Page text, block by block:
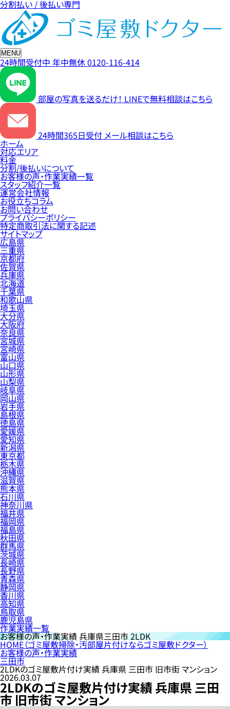
分割払い / 後払い専門
MENU
24時間受付中 年中無休0120-116-414
部屋の写真を送るだけ！ LINEで無料相談はこちら
24時間365日受付 メール相談はこちら
ホーム
対応エリア
料金
分割/後払いについて
お客様の声・作業実績一覧
スタッフ紹介一覧
運営会社情報
お役立ちコラム
お問い合わせ
プライバシーポリシー
特定商取引法に関する記述
サイトマップ
広島県
三重県
京都府
佐賀県
兵庫県
北海道
千葉県
和歌山県
埼玉県
大分県
大阪府
奈良県
宮城県
宮崎県
富山県
山口県
山形県
山梨県
岐阜県
岡山県
岩手県
島根県
徳島県
愛媛県
愛知県
新潟県
東京都
栃木県
沖縄県
滋賀県
熊本県
石川県
神奈川県
福井県
福岡県
福島県
秋田県
群馬県
茨城県
長崎県
長野県
青森県
静岡県
香川県
高知県
鳥取県
鹿児島県
作業実績一覧
お客様の声・作業実績兵庫県三田市 2LDK
HOME（ゴミ屋敷掃除・汚部屋片付けならゴミ屋敷ドクター）
お客様の声・作業実績
三田市
2LDKのゴミ屋敷片付け実績 兵庫県 三田市 旧市街 マンション
2026.03.07
2LDKのゴミ屋敷片付け実績 兵庫県 三田
市 旧市街 マンション